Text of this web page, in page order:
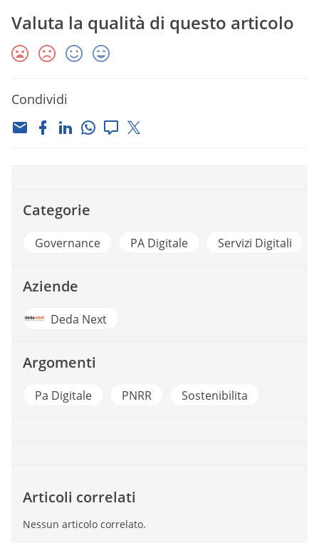
Valuta la qualità di questo articolo
Condividi
Categorie
Governance PA Digitale Servizi Digitali
Aziende
Deda Next
Argomenti
Pa Digitale PNRR Sostenibilita
Articoli correlati
Nessun articolo correlato.